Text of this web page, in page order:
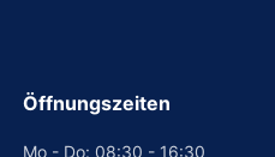
Öffnungszeiten
Mo - Do: 08:30 - 16:30